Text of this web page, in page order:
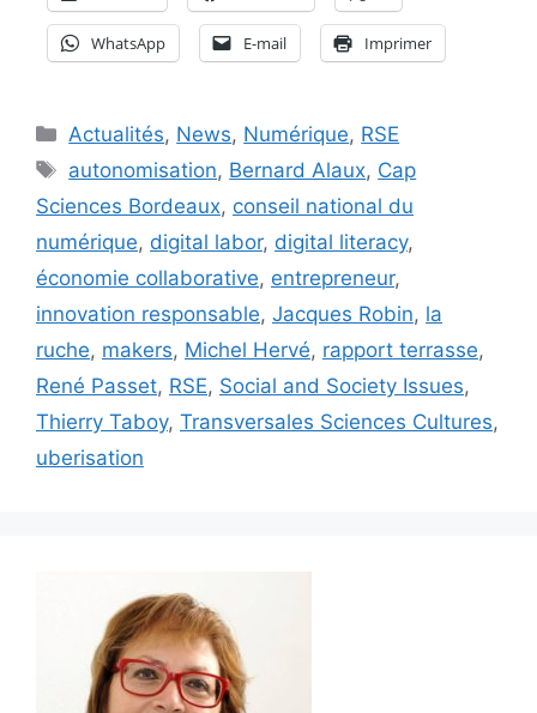
WhatsApp E-mail Imprimer
Catégories
Actualités, News, Numérique, RSE
Étiquettes
autonomisation, Bernard Alaux, Cap
Sciences Bordeaux, conseil national du
numérique, digital labor, digital literacy,
économie collaborative, entrepreneur,
innovation responsable, Jacques Robin, la
ruche, makers, Michel Hervé, rapport terrasse,
René Passet, RSE, Social and Society Issues,
Thierry Taboy, Transversales Sciences Cultures,
uberisation